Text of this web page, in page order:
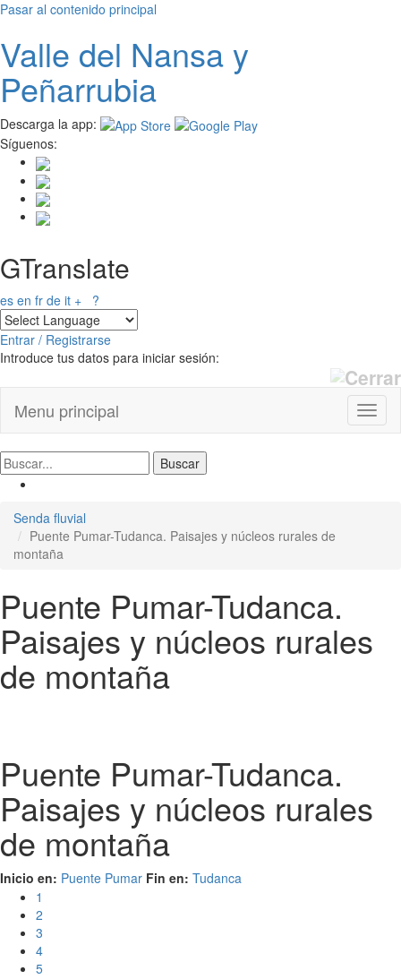
Pasar al contenido principal
Valle del Nansay
Peñarrubia
Descarga la app:
Síguenos:
GTranslate
es en fr de it + ?
Entrar / Registrarse
Introduce tus datos para iniciar sesión:
Menu principal
Senda fluvial
Puente Pumar-Tudanca. Paisajes y núcleos rurales de
montaña
Puente Pumar-Tudanca.
Paisajes y núcleos rurales
de montaña
Puente Pumar-Tudanca.
Paisajes y núcleos rurales
de montaña
Inicio en: Puente Pumar Fin en: Tudanca
1
2
3
4
5